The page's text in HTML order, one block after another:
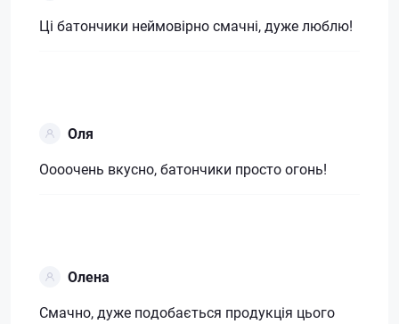
Ці батончики неймовірно смачні, дуже люблю!
Оля
Оооочень вкусно, батончики просто огонь!
Олена
Смачно, дуже подобається продукція цього